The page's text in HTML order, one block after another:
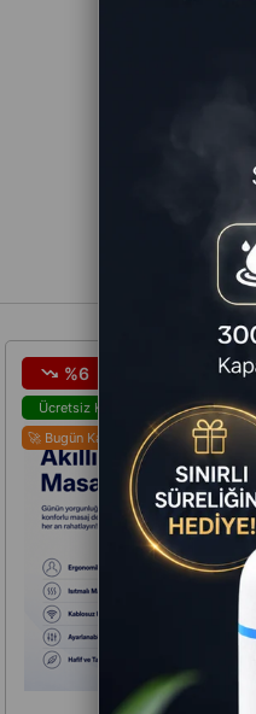
%6
Ücretsiz Kargo
🚀 Bugün Kargoda!